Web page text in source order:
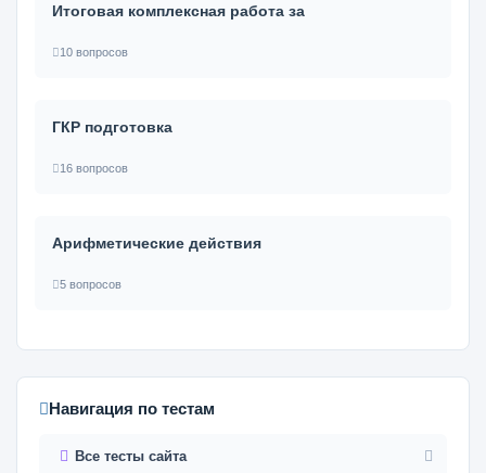
Итоговая комплексная работа за
10 вопросов
ГКР подготовка
16 вопросов
Арифметические действия
5 вопросов
Навигация по тестам
Все тесты сайта